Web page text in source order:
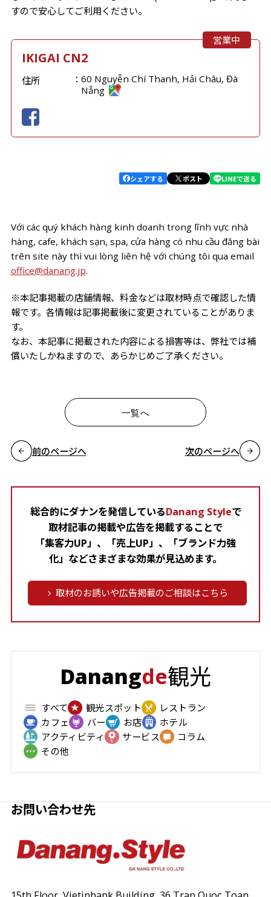
すので安心してご利用ください。
営業中
IKIGAI CN2
住所
60 Nguyễn Chí Thanh, Hải Châu, Đà
Nẵng
シェアする ポスト LINEで送る
Với các quý khách hàng kinh doanh trong lĩnh vực nhà
hàng, cafe, khách sạn, spa, cửa hàng có nhu cầu đăng bài
trên site này thì vui lòng liên hệ với chúng tôi qua email
office@danang.jp.
※本記事掲載の店舗情報、料金などは取材時点で確認した情
報です。各情報は記事掲載後に変更されていることがありま
す。
なお、本記事に掲載された内容による損害等は、弊社では補
償いたしかねますので、あらかじめご了承ください。
前のページへ
一覧へ
次のページへ
総合的にダナンを発信しているDanang Styleで
取材記事の掲載や広告を掲載することで
「集客力UP」、「売上UP」、「ブランド力強
化」などさまざまな効果が見込めます。
取材のお誘いや広告掲載のご相談はこちら
Danangde観光
すべて 観光スポット
レストラン
カフェ
バー お店
ホテル
アクティビティ
サービス
コラム
その他
お問い合わせ先